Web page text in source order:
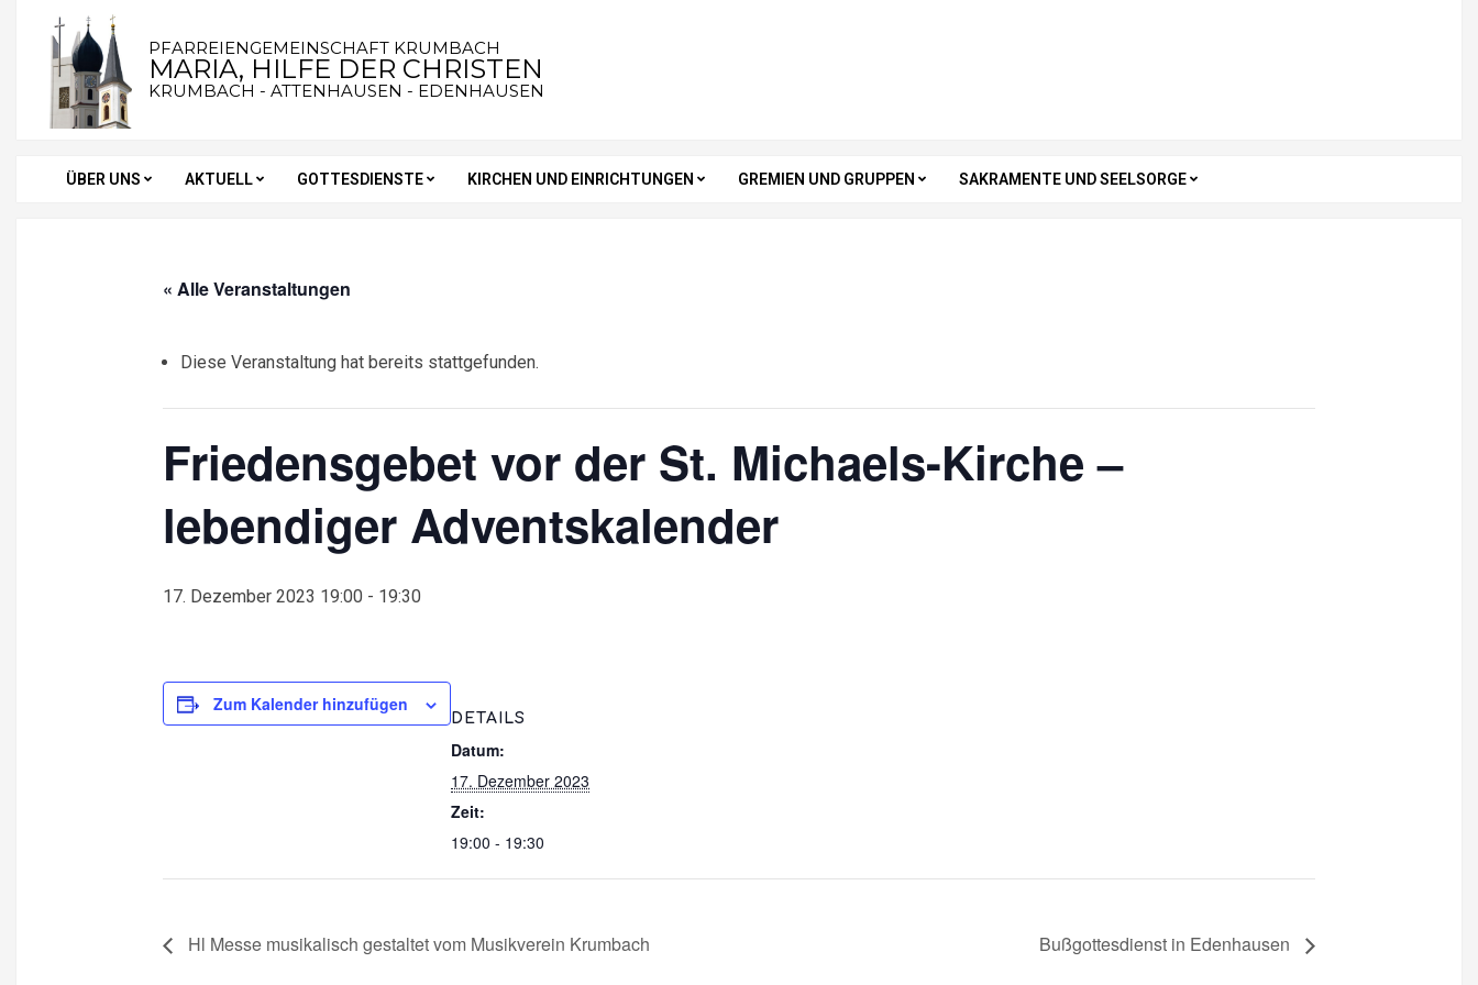
content
PFARREIENGEMEINSCHAFT KRUMBACH
MARIA, HILFE DER CHRISTEN
KRUMBACH - ATTENHAUSEN - EDENHAUSEN
Secondary
ÜBER UNS AKTUELL GOTTESDIENSTE KIRCHEN UND EINRICHTUNGEN GREMIEN UND GRUPPEN SAKRAMENTE UND SEELSORGE
« Alle Veranstaltungen
Diese Veranstaltung hat bereits stattgefunden.
Friedensgebet vor der St. Michaels-Kirche –
lebendiger Adventskalender
17. Dezember 2023 19:00 - 19:30
Zum Kalender hinzufügen
DETAILS
Datum:
17. Dezember 2023
Zeit:
19:00 - 19:30
Hl Messe musikalisch gestaltet vom Musikverein Krumbach Bußgottesdienst in Edenhausen